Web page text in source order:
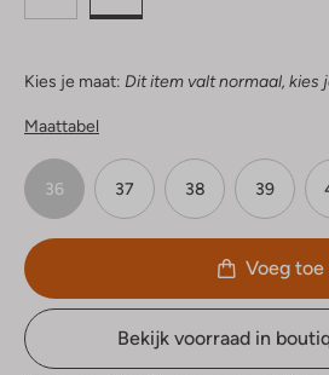
Kies je maat: Dit item valt normaal, kies
Maattabel
36 37 38 39
Voeg toe
Bekijk voorraad in